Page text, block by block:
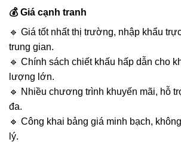
💰 Giá cạnh tranh
🔹 Giá tốt nhất thị trường, nhập khẩu
trung gian.
🔹 Chính sách chiết khấu hấp dẫn cho
lượng lớn.
🔹 Nhiều chương trình khuyến mãi, hỗ
đa.
🔹 Công khai bảng giá minh bạch,
lý.